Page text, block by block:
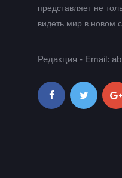
представляет не
видеть мир в новом
Редакция - Email: